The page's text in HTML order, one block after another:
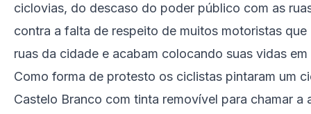
ciclovias, do descaso do poder público com as
contra a falta de respeito de muitos motoristas
ruas da cidade e acabam colocando suas vidas em
Como forma de protesto os ciclistas pintaram um
Castelo Branco com tinta removível para chamar